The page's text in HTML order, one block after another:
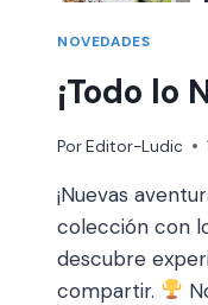
NOVEDADES
¡Todo lo
PorEditor-Ludic
¡Nuevas
colección con
descubre
compartir.